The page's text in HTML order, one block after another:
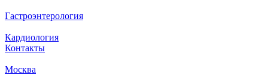
Гастроэнтерология
Кардиология
Контакты
Москва